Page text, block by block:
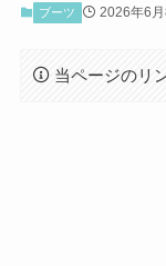
ブーツ 2026年6月
当ページのリ